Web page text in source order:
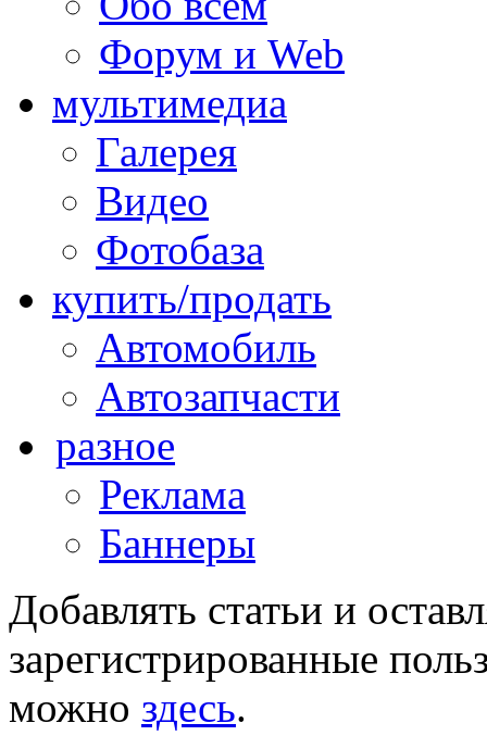
Форум и Web
мультимедиа
Галерея
Видео
Фотобаза
купить/продать
Автомобиль
Автозапчасти
разное
Реклама
Баннеры
Добавлять статьи и
зарегистрированные
можно здесь.